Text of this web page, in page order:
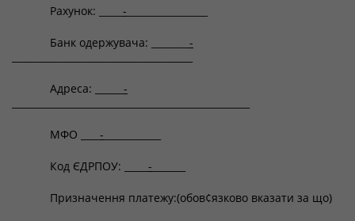
Рахунок: _____ -
Банк одержувача: ________ -
Адреса: ______ -
МФО ____ -
Код ЄДРПОУ: _____ -
Призначення платежу:(обов¢язково вказати за що)